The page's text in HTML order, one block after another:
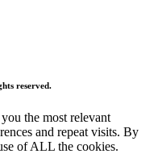
reserved.
the most relevant
and repeat visits. By
of ALL the cookies.